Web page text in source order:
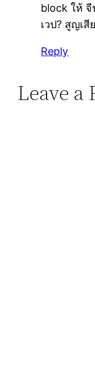
block ให้
เวป? สูญเสี
Reply
Leave a